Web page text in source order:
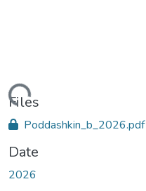
Files
Poddashkin_b_2026.pdf
Date
2026